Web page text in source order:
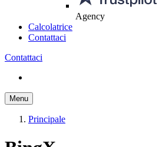
Agency
Calcolatrice
Contattaci
Contattaci
Menu
Principale